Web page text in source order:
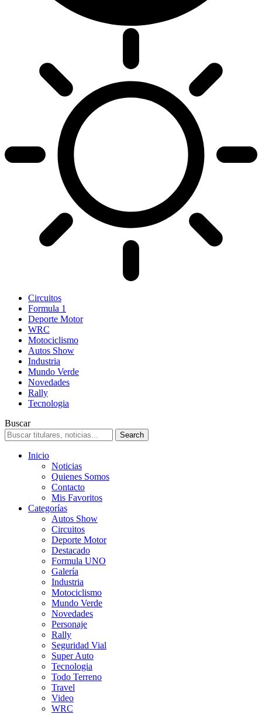
Circuitos
Formula 1
Deporte Motor
WRC
Motociclismo
Autos Show
Industria
Mundo Verde
Novedades
Rally
Tecnologia
Buscar
Inicio
Noticias
Quienes Somos
Contacto
Mis Favoritos
Categorías
Autos Show
Circuitos
Deporte Motor
Destacado
Formula UNO
Galería
Industria
Motociclismo
Mundo Verde
Novedades
Personaje
Rally
Seguridad Vial
Super Auto
Tecnologia
Todo Terreno
Travel
Video
WRC